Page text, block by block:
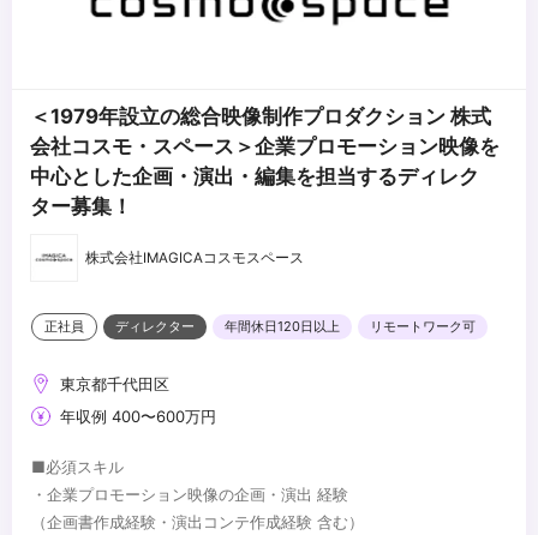
＜1979年設立の総合映像制作プロダクション 株式
会社コスモ・スペース＞企業プロモーション映像を
中心とした企画・演出・編集を担当するディレク
ター募集！
株式会社IMAGICAコスモスペース
正社員 ディレクター 年間休日120日以上 リモートワーク可
東京都千代田区
年収例 400〜600万円
■必須スキル
・企業プロモーション映像の企画・演出 経験
（企画書作成経験・演出コンテ作成経験 含む）